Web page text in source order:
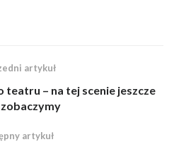
artykuł
teatru – na tej scenie jeszcze
artykuł